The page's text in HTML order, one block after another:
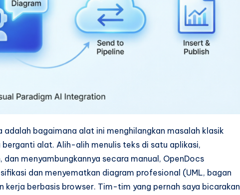
adalah bagaimana alat ini menghilangkan masalah klasik
alat. Alih-alih menulis teks di satu aplikasi,
menyambungkannya secara manual, OpenDocs
dan menyematkan diagram profesional (UML, bagan
kerja berbasis browser. Tim-tim yang pernah saya bicarakan